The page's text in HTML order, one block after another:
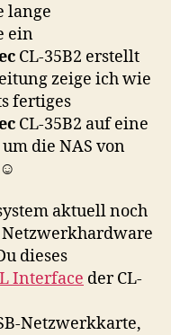
lange
ein
CL-35B2 erstellt
zeige ich wie
fertiges
CL-35B2 auf eine
die NAS von
aktuell noch
dieses
Interface der CL-
Netzwerkkarte,